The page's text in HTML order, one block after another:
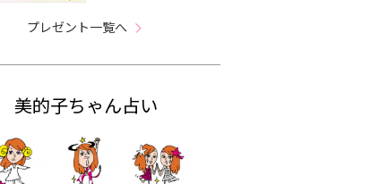
プレゼント一覧へ
美的子ちゃん占い